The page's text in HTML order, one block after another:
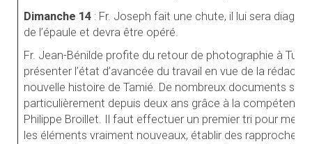
Dimanche 14 : Fr. Joseph fait une chute, il lui sera
de l’épaule et devra être opéré.
Fr. Jean-Bénilde profite du retour de photographie à
présenter l’état d’avancée du travail en vue de la
nouvelle histoire de Tamié. De nombreux documents
particulièrement depuis deux ans grâce à la compétence
Philippe Broillet. Il faut effectuer un premier tri pour
les éléments vraiment nouveaux, établir des